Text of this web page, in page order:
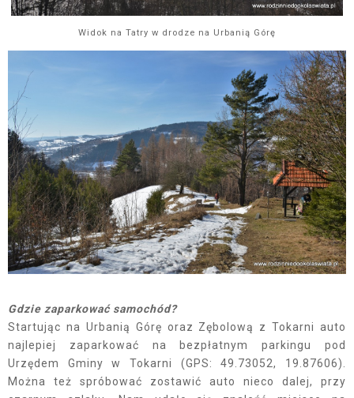
Widok na Tatry w drodze na Urbanią Górę
Gdzie zaparkować samochód?
Startując na Urbanią Górę oraz Zębolową z Tokarni auto
najlepiej zaparkować na bezpłatnym parkingu pod
Urzędem Gminy w Tokarni (GPS: 49.73052, 19.87606).
Można też spróbować zostawić auto nieco dalej, przy